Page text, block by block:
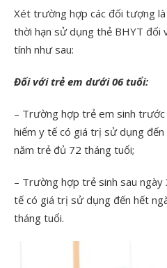
Xét trường hợp các đối tượng
thời hạn sử dụng thẻ BHYT đối
tính như sau:
Đối với trẻ em dưới 06 tuổi:
– Trường hợp trẻ em sinh
hiểm y tế có giá trị sử dụng
năm trẻ đủ 72 tháng tuổi;
– Trường hợp trẻ sinh sau
tế có giá trị sử dụng đến hết
tháng tuổi.